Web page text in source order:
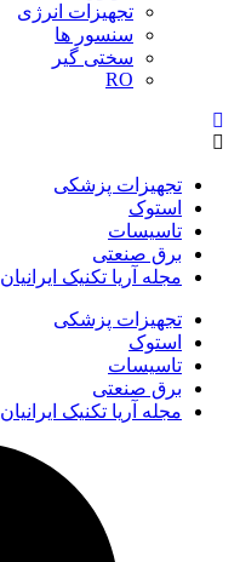
تجهیزات انرژی
سنسور ها
سختی گیر
RO
تجهیزات پزشکی
استوک
تاسیسات
برق صنعتی
مجله آریا تکنیک ایرانیان
تجهیزات پزشکی
استوک
تاسیسات
برق صنعتی
مجله آریا تکنیک ایرانیان